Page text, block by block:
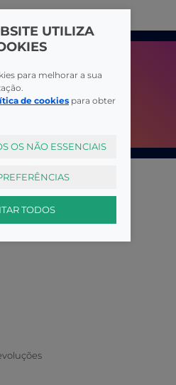
UTILIZA
para melhorar a sua
de cookies para obter
OS NÃO ESSENCIAIS
TODOS